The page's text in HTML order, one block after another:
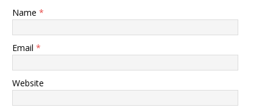
Name *
Email *
Website